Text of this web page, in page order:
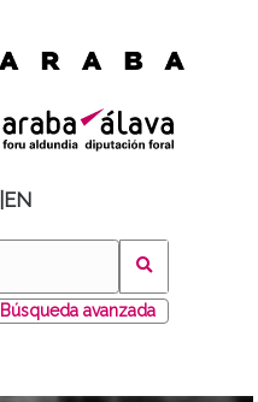
EN
Búsqueda avanzada